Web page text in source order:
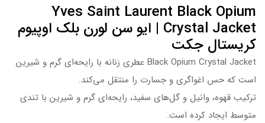
Yves Saint Laurent Black Opium
Crystal Jacket | ایو سن لورن بلک اوپیوم
کریستال جکت
Black Opium Crystal Jacket عطری زنانه با رایحه‌ای گرم و شیرین
است که حس اغواگری و جسارت را منتقل می‌کند.
ترکیب قهوه، وانیل و گل‌های سفید، رایحه‌ای گرم و شیرین با تندی
متوسط ایجاد کرده است.